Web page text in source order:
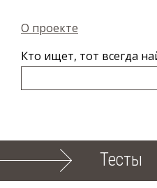
О проекте
Кто ищет, тот всегда
Тесты